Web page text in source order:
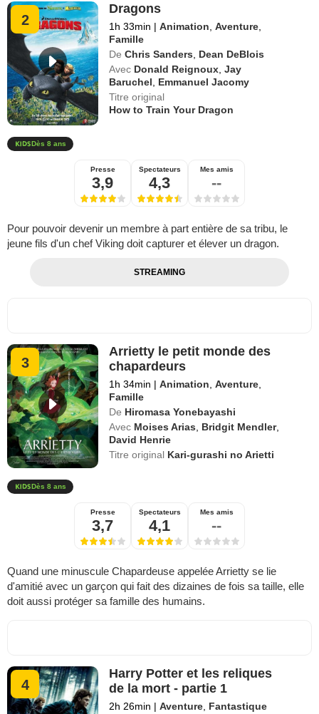
2
Dragons
1h 33min | Animation ,Aventure
Famille
De Chris Sanders
Dean DeBlois
Avec Donald Reignoux ,Jay
Baruchel
Emmanuel Jacomy
Titre original
How to Train Your Dragon
Dès 8 ans
Presse
3,9
Spectateurs
4,3
Mes amis
--
Pour pouvoir devenir un membre à part entière de sa tribu, le
jeune fils d'un chef Viking doit capturer et élever un dragon.
STREAMING
3
Arrietty le petit monde des
chapardeurs
1h 34min | Animation ,Aventure
Famille
De Hiromasa Yonebayashi
Avec Moises Arias Bridgit Mendler,
David Henrie
Titre original Kari-gurashi no Arietti
Dès 8 ans
Presse
3,7
Spectateurs
4,1
Mes amis
--
Quand une minuscule Chapardeuse appelée Arrietty se lie
d'amitié avec un garçon qui fait des dizaines de fois sa taille, elle
doit aussi protéger sa famille des humains.
4
Harry Potter et les reliques
de la mort - partie 1
2h 26min | Aventure Fantastique